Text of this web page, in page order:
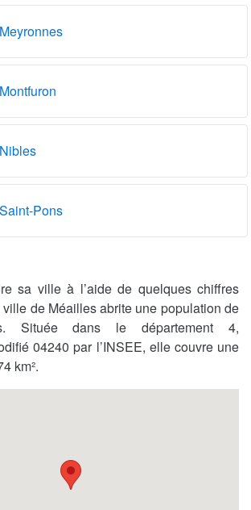
Pons
sa ville à l’aide de quelques chiffres
de Méailles abrite une population de
Située dans le département 4,
04240 par l’INSEE, elle couvre une
km².